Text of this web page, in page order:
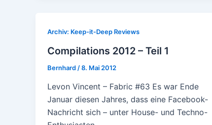
Triton
Archiv: Keep-it-Deep Reviews
Compilations 2012 – Teil 1
Bernhard /8. Mai 2012
Levon Vincent – Fabric #63 Es war Ende
Januar diesen Jahres, dass eine Facebook-
Nachricht sich – unter House- und Techno-